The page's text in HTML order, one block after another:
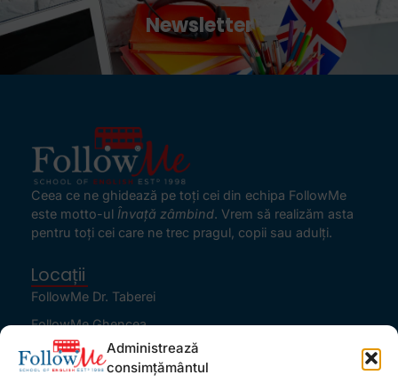
Administrează
consimțământul
Newsletter
Ceea ce ne ghidează pe toţi cei din echipa FollowMe
este motto-ul Învaţă zâmbind. Vrem să realizăm asta
pentru toţi cei care ne trec pragul, copii sau adulţi.
Locații
FollowMe Dr. Taberei
FollowMe Ghencea
FollowMe Titan